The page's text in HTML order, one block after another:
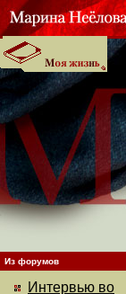
Из форумов
Интервью во